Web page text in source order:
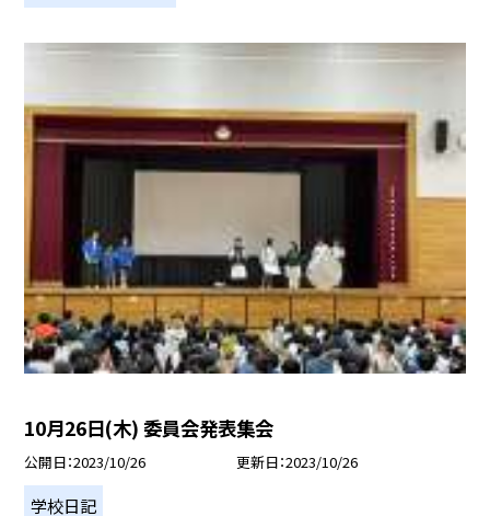
10月26日(木) 委員会発表集会
公開日 2023/10/26 更新日 2023/10/26
学校日記